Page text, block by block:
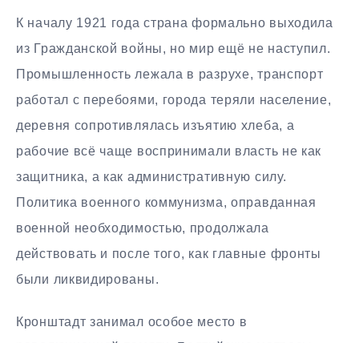
К началу 1921 года страна формально выходила
из Гражданской войны, но мир ещё не наступил.
Промышленность лежала в разрухе, транспорт
работал с перебоями, города теряли население,
деревня сопротивлялась изъятию хлеба, а
рабочие всё чаще воспринимали власть не как
защитника, а как административную силу.
Политика военного коммунизма, оправданная
военной необходимостью, продолжала
действовать и после того, как главные фронты
были ликвидированы.
Кронштадт занимал особое место в